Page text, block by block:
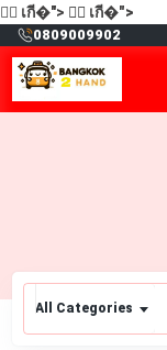
🙋‍♂️ เกี�"> 🙋‍♂️ เกี�">
0809009902
All Categories